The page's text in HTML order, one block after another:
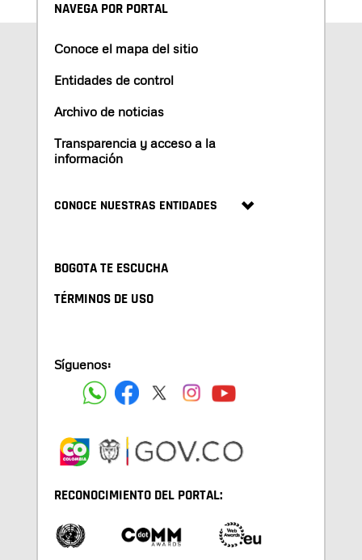
NAVEGA POR PORTAL
Conoce el mapa del sitio
Entidades de control
Archivo de noticias
Transparencia y acceso a la
información
CONOCE NUESTRAS ENTIDADES
BOGOTA TE ESCUCHA
TÉRMINOS DE USO
Síguenos:
RECONOCIMIENTO DEL PORTAL: